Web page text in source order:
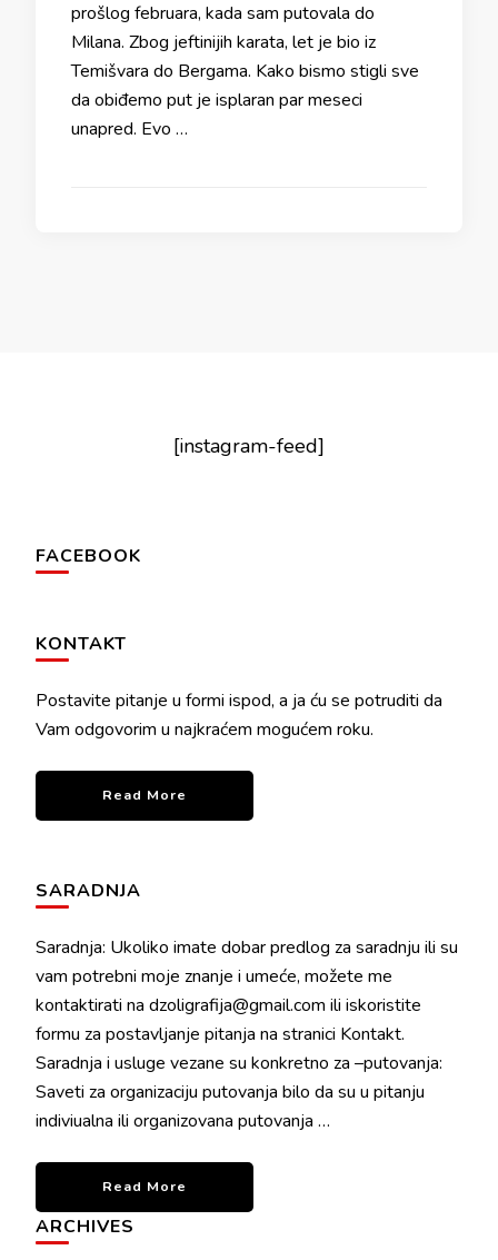
prošlog februara, kada sam putovala do
Milana. Zbog jeftinijih karata, let je bio iz
Temišvara do Bergama. Kako bismo stigli sve
da obiđemo put je isplaran par meseci
unapred. Evo …
[instagram-feed]
FACEBOOK
KONTAKT
Postavite pitanje u formi ispod, a ja ću se potruditi da
Vam odgovorim u najkraćem mogućem roku.
Read More
SARADNJA
Saradnja: Ukoliko imate dobar predlog za saradnju ili su
vam potrebni moje znanje i umeće, možete me
kontaktirati na dzoligrafija@gmail.com ili iskoristite
formu za postavljanje pitanja na stranici Kontakt.
Saradnja i usluge vezane su konkretno za –putovanja:
Saveti za organizaciju putovanja bilo da su u pitanju
indiviualna ili organizovana putovanja …
Read More
ARCHIVES